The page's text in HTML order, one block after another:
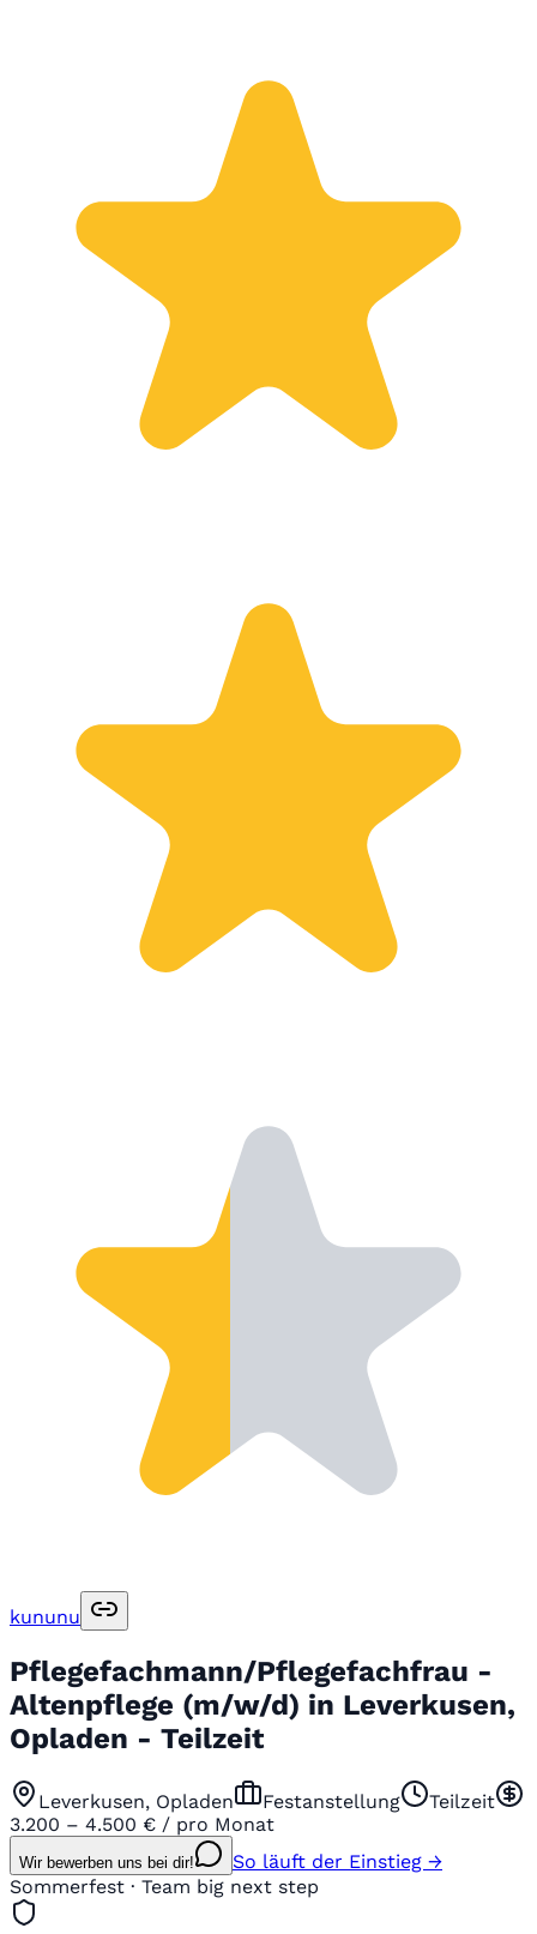
kununu
Pflegefachmann/Pflegefachfrau -
Altenpflege (m/w/d) in Leverkusen,
Opladen - Teilzeit
Leverkusen, Opladen Festanstellung
Teilzeit
3.200 – 4.500 € / pro Monat
Wir bewerben uns bei dir!
So läuft der Einstieg →
Sommerfest · Team big next step